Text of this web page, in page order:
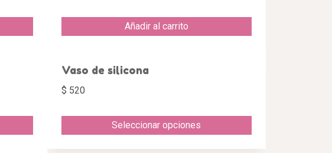
Añadir al carrito
Vaso de silicona
$ 520
Seleccionar opciones